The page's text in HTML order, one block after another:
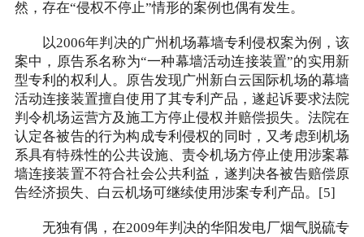
然，存在“侵权不停止”情形的案例也偶有发生。
以2006年判决的广州机场幕墙专利侵权案为例，该
案中，原告系名称为“一种幕墙活动连接装置”的实用新
型专利的权利人。原告发现广州新白云国际机场的幕墙
活动连接装置擅自使用了其专利产品，遂起诉要求法院
判令机场运营方及施工方停止侵权并赔偿损失。法院在
认定各被告的行为构成专利侵权的同时，又考虑到机场
系具有特殊性的公共设施、责令机场方停止使用涉案幕
墙连接装置不符合社会公共利益，遂判决各被告赔偿原
告经济损失、白云机场可继续使用涉案专利产品。[5]
无独有偶，在2009年判决的华阳发电厂烟气脱硫专